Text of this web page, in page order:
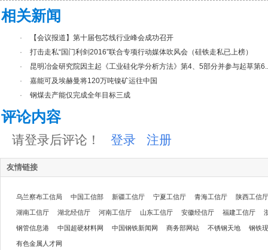
相关新闻
·
【会议报道】第十届包芯线行业峰会成功召开
·
打击走私“国门利剑2016”联合专项行动媒体吹风会（硅铁走私已上榜）
·
昆明冶金研究院因主起《工业硅化学分析方法》第4、5部分并参与起草第
·
嘉能可及埃赫曼将120万吨镍矿运往中国
·
钢煤去产能仅完成全年目标三成
评论内容
请登录后评论！ 登录 注册
友情链接
乌兰察布工信局 中国工信部 新疆工信厅 宁夏工信厅 青海工信厅 陕西工信厅
湖南工信厅 湖北经信厅 河南工信厅 山东工信厅 安徽经信厅 福建工信厅
钢管信息港 中国超硬材料网 中国钢铁新闻网 商务部网站 不锈钢天地 钢铁
有色金属人才网